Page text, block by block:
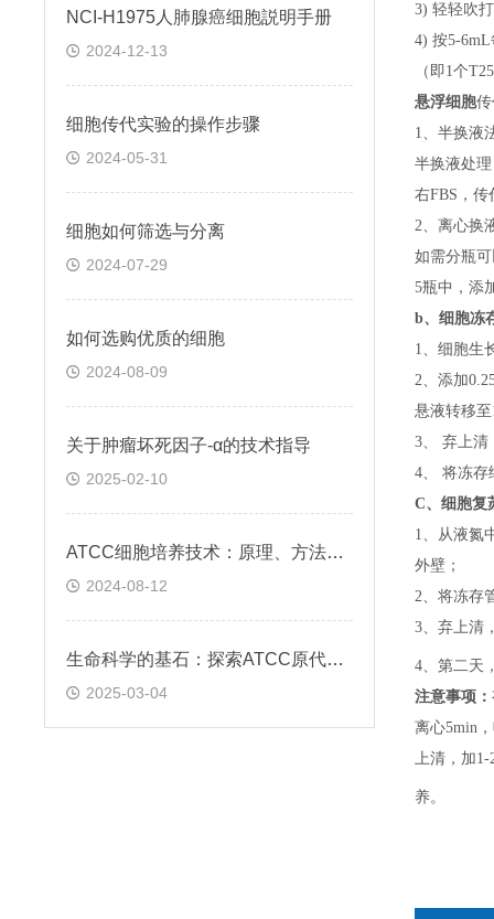
NCI-H1975人肺腺癌细胞説明手册
2024-12-13
细胞传代实验的操作步骤
2024-05-31
细胞如何筛选与分离
2024-07-29
如何选购优质的细胞
2024-08-09
关于​肿瘤坏死因子-α的技术指导
2025-02-10
ATCC细胞培养技术：原理、方法与应用实践
2024-08-12
生命科学的基石：探索ATCC原代细胞的魅力
2025-03-04
3) 轻轻吹
4) 按5-
（即1个
悬浮细胞
1、半换液
半换液处
右FBS，
2、离心换
如需分瓶
5瓶中，添
b、 细胞冻
1、细胞生
2、添加
悬液转移
3、 弃上清
4、 将冻存
C、 细胞复
1、 从液氮
外壁；
2、 将冻存
3、 弃上清
4、 第二天
注意事项：
离心5min，
上清，加1-
养。